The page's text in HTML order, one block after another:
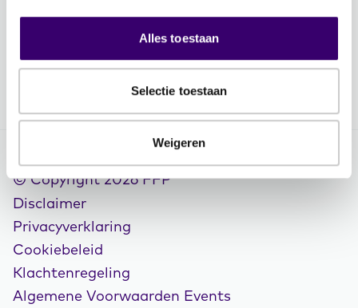
Alles toestaan
Selectie toestaan
Weigeren
Volg FFP
© Copyright 2026 FFP
Disclaimer
Privacyverklaring
Cookiebeleid
Klachtenregeling
Algemene Voorwaarden Events